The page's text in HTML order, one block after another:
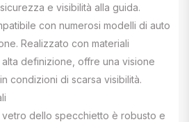
e visibilità alla guida.
con numerosi modelli di auto
Realizzato con materiali
definizione, offre una visione
condizioni di scarsa visibilità.
dello specchietto è robusto e